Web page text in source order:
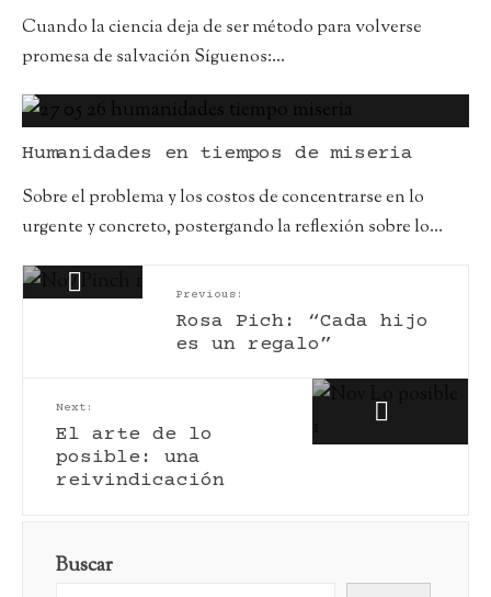
Cuando la ciencia deja de ser método para volverse
promesa de salvación Síguenos:...
Humanidades en tiempos de miseria
Sobre el problema y los costos de concentrarse en lo
urgente y concreto, postergando la reflexión sobre lo...
Previous:
Rosa Pich: “Cada hijo
es un regalo”
Next:
El arte de lo
posible: una
reivindicación
Buscar